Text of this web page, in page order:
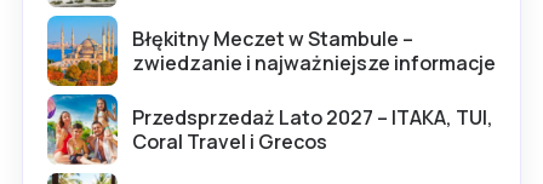
Błękitny Meczet w Stambule –
zwiedzanie i najważniejsze informacje
Przedsprzedaż Lato 2027 – ITAKA, TUI,
Coral Travel i Grecos